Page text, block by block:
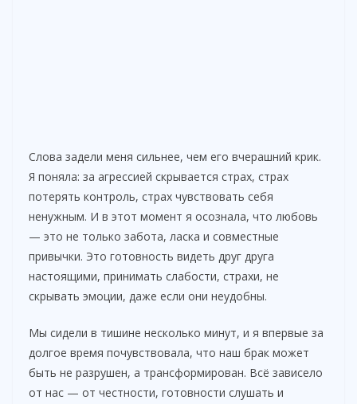
Слова задели меня сильнее, чем его вчерашний крик.
Я поняла: за агрессией скрывается страх, страх
потерять контроль, страх чувствовать себя
ненужным. И в этот момент я осознала, что любовь
— это не только забота, ласка и совместные
привычки. Это готовность видеть друг друга
настоящими, принимать слабости, страхи, не
скрывать эмоции, даже если они неудобны.
Мы сидели в тишине несколько минут, и я впервые за
долгое время почувствовала, что наш брак может
быть не разрушен, а трансформирован. Всё зависело
от нас — от честности, готовности слушать и